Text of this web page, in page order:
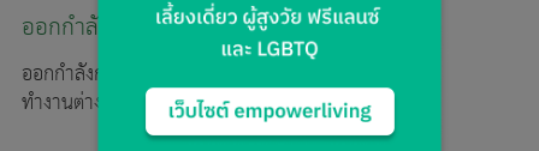
ออกกำลังกาย
ออกกำลังกายให้สัมพันธ์กับช่วงอายุ และระบบการ
ทำงานต่างๆ ของร่างกาย